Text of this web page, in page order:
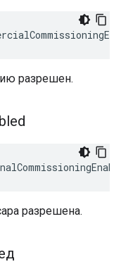
разрешен.
разрешена.